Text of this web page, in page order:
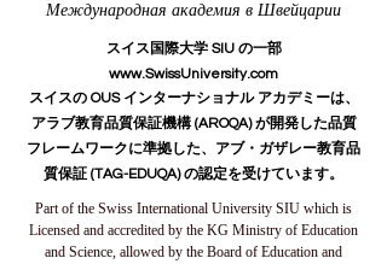
Международная академия в Швейцарии
スイス国際大学 SIU の一部
www.SwissUniversity.com
スイスの OUS インターナショナル アカデミーは、
アラブ教育品質保証機構 (AROQA) が開発した品質
フレームワークに準拠した、アブ・ガザレー教育品
質保証 (TAG-EDUQA) の認定を受けています。
Part of the Swiss International University SIU which is
Licensed and accredited by the KG Ministry of Education
and Science, allowed by the Board of Education and